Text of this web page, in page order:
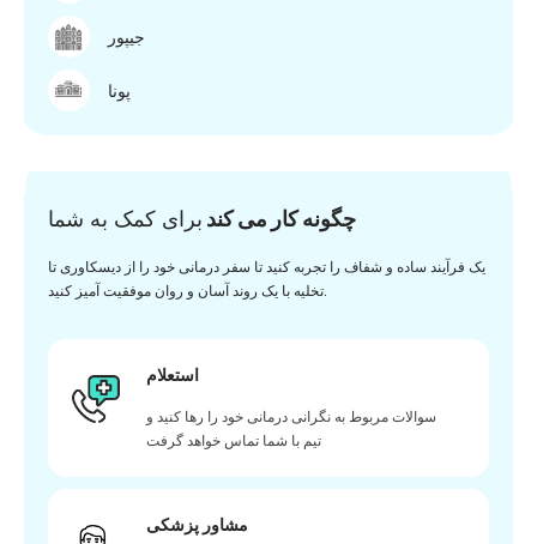
جیپور
پونا
چگونه کار می کند برای کمک به شما
یک فرآیند ساده و شفاف را تجربه کنید تا سفر درمانی خود را از دیسکاوری تا
تخلیه با یک روند آسان و روان موفقیت آمیز کنید.
استعلام
سوالات مربوط به نگرانی درمانی خود را رها کنید و
تیم با شما تماس خواهد گرفت
مشاور پزشکی